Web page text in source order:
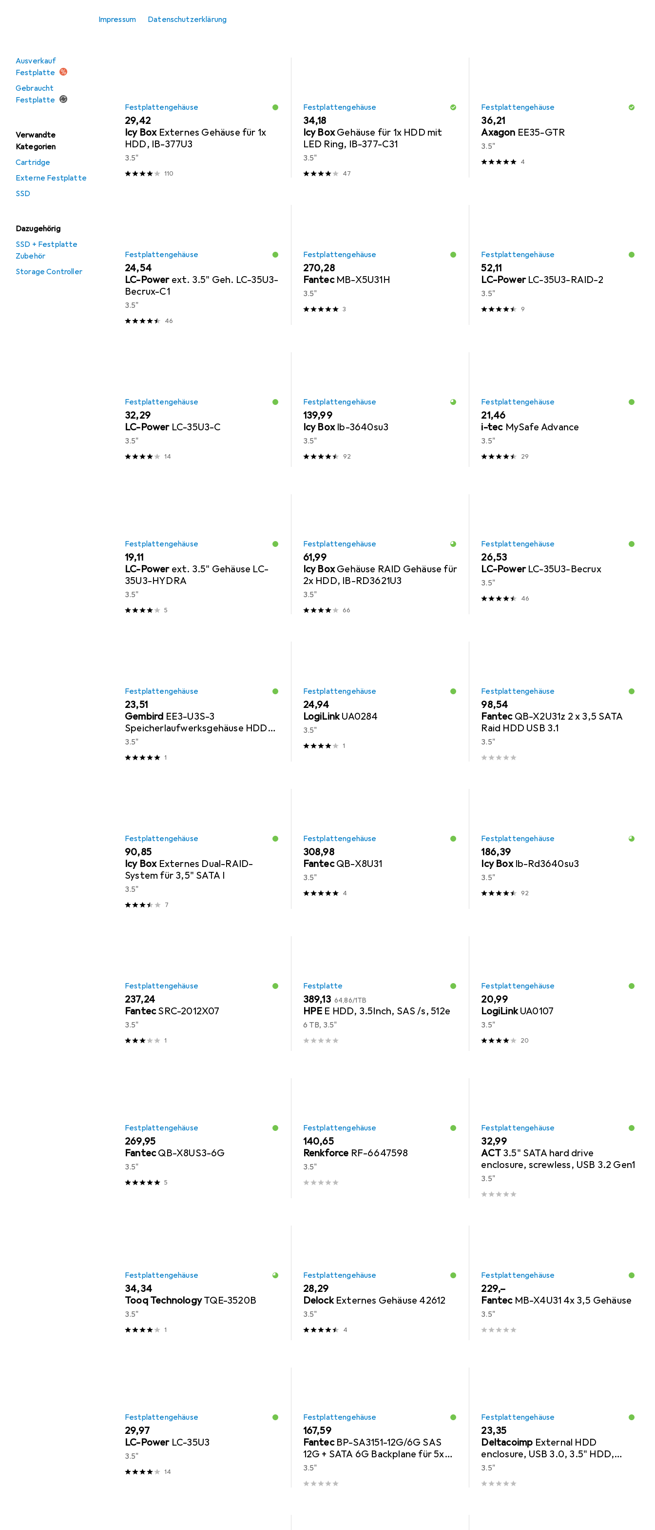
Impressum Datenschutzerklärung
Ausverkauf
Festplatte
Gebraucht
Festplatte
Verwandte
Kategorien
Cartridge
Externe Festplatte
SSD
Dazugehörig
SSD + Festplatte
Zubehör
Storage Controller
Festplattengehäuse
EUR
29,42
Icy Box Externes Gehäuse für 1x
HDD, IB-377U3
3.5"
110
Festplattengehäuse
EUR
34,18
Icy BoxGehäuse für 1x HDD mit
LED Ring, IB-377-C31
3.5"
47
Festplattengehäuse
EUR
36,21
Axagon EE35-GTR
3.5"
4
Festplattengehäuse
EUR
24,54
LC-Power ext. 3.5" Geh. LC-35U3-
Becrux-C1
3.5"
46
Festplattengehäuse
EUR
270,28
Fantec MB-X5U31H
3.5"
3
Festplattengehäuse
EUR
52,11
LC-Power LC-35U3-RAID-2
3.5"
9
Festplattengehäuse
EUR
32,29
LC-Power LC-35U3-C
3.5"
14
Festplattengehäuse
EUR
139,99
Icy Box Ib-3640su3
3.5"
92
Festplattengehäuse
EUR
21,46
i-tec MySafe Advance
3.5"
29
Festplattengehäuse
EUR
19,11
LC-Power ext. 3.5" Gehäuse LC-
35U3-HYDRA
3.5"
5
Festplattengehäuse
EUR
61,99
Icy BoxGehäuse RAID Gehäuse für
2x HDD, IB-RD3621U3
3.5"
66
Festplattengehäuse
EUR
26,53
LC-Power LC-35U3-Becrux
3.5"
46
Festplattengehäuse
EUR
23,51
Gembird EE3-U3S-3
Speicherlaufwerksgehäuse HDD-
Gehäuse 3.5 Zoll
3.5"
1
Festplattengehäuse
EUR
24,94
LogiLinkUA0284
3.5"
1
Festplattengehäuse
EUR
98,54
Fantec QB-X2U31z 2 x 3,5 SATA
Raid HDD USB 3.1
3.5"
Festplattengehäuse
EUR
90,85
Icy Box Externes Dual-RAID-
System für 3,5" SATA I
3.5"
7
Festplattengehäuse
EUR
308,98
Fantec QB-X8U31
3.5"
4
Festplattengehäuse
EUR
186,39
Icy Box Ib-Rd3640su3
3.5"
92
Festplattengehäuse
EUR
237,24
FantecSRC-2012X07
3.5"
1
Festplatte
EUR
389,13 EUR
64,86/1TB
HPE E HDD, 3.5Inch, SAS /s, 512e
6 TB, 3.5"
Festplattengehäuse
EUR
20,99
LogiLink UA0107
3.5"
20
Festplattengehäuse
EUR
269,95
FantecQB-X8US3-6G
3.5"
5
Festplattengehäuse
EUR
140,65
Renkforce RF-6647598
3.5"
Festplattengehäuse
EUR
32,99
ACT 3.5" SATA hard drive
enclosure, screwless, USB 3.2 Gen1
3.5"
Festplattengehäuse
EUR
34,34
Tooq Technology TQE-3520B
3.5"
1
Festplattengehäuse
EUR
28,29
Delock Externes Gehäuse 42612
3.5"
4
Festplattengehäuse
EUR
229,–
Fantec MB-X4U31 4x 3,5 Gehäuse
3.5"
Festplattengehäuse
EUR
29,97
LC-Power LC-35U3
3.5"
14
Festplattengehäuse
EUR
167,59
Fantec BP-SA3151-12G/6G SAS
12G + SATA 6G Backplane für 5x
8,89cm 3,5 Zoll HDD in einem 3x
13,335 cm
3.5"
Festplattengehäuse
EUR
23,35
Deltacoimp External HDD
enclosure, USB 3.0, 3.5" HDD,
USB-A, black
3.5"